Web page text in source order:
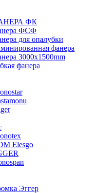
ФК
ФСФ
для опалубки
фанера
3000х1500mm
фанера
Elesgo
Эггер